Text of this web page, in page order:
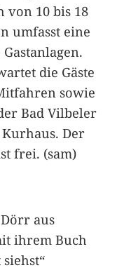
von 10 bis 18
umfasst eine
die Gäste
sowie
Bad Vilbeler
Der
frei. (sam)
aus
ihrem Buch